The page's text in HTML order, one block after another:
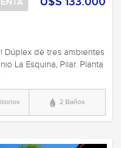
Dúplex de tres ambientes
La Esquina, Pilar. Planta
2 Baños